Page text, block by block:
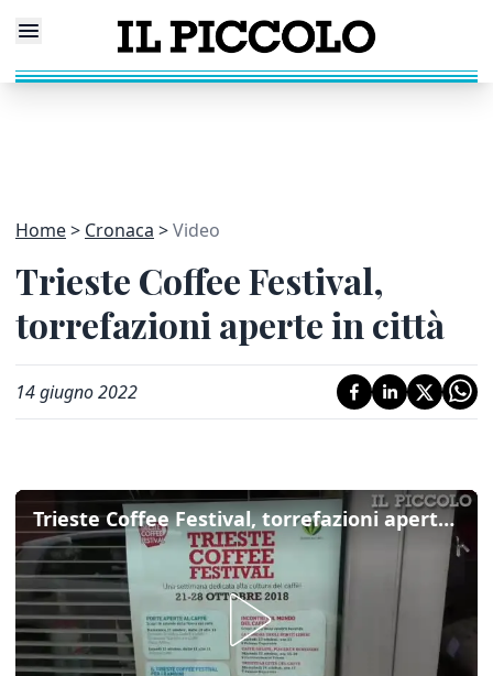
Home Cronaca Video
Trieste Coffee Festival,
torrefazioni aperte in città
14 giugno 2022
Trieste Coffee Festival, torrefazioni aperte in città